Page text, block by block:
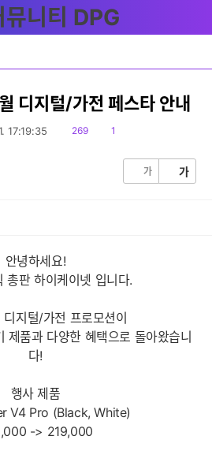
디지털/가전 페스타 안내
17:19:35
읽
269
댓1
가 가
안녕하세요!
총판 하이케이넷 입니다.
지털/가전 프로모션이
제품과 다양한 혜택으로 돌아왔습니
다!
행사 제품
V4 Pro (Black, White)
-> 219,000